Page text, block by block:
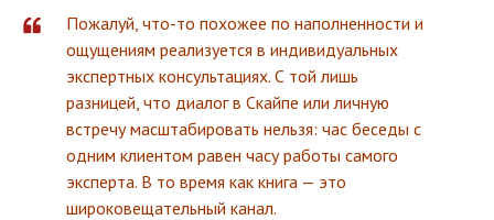
Пожалуй, что-то похожее по наполненности и
ощущениям реализуется в индивидуальных
экспертных консультациях. С той лишь
разницей, что диалог в Скайпе или личную
встречу масштабировать нельзя: час беседы с
одним клиентом равен часу работы самого
эксперта. В то время как книга — это
широковещательный канал.